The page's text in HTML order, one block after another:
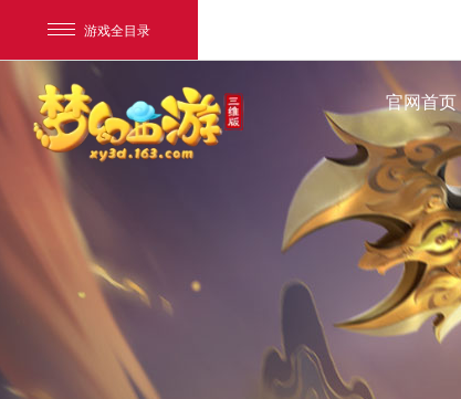
游戏全目录
游戏爱好者
梦幻西游三维版
官网首页